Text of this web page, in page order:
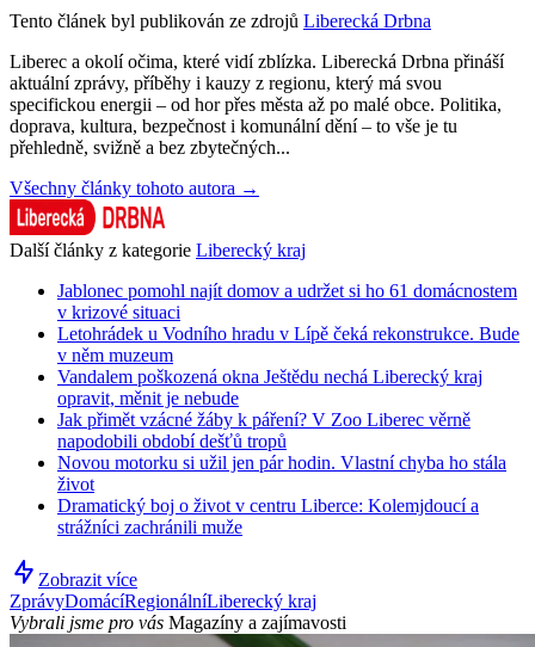
Tento článek byl publikován ze zdrojů Liberecká Drbna
Liberec a okolí očima, které vidí zblízka. Liberecká Drbna přináší
aktuální zprávy, příběhy i kauzy z regionu, který má svou
specifickou energii – od hor přes města až po malé obce. Politika,
doprava, kultura, bezpečnost i komunální dění – to vše je tu
přehledně, svižně a bez zbytečných...
Všechny články tohoto autora →
Další články z kategorie Liberecký kraj
Jablonec pomohl najít domov a udržet si ho 61 domácnostem
v krizové situaci
Letohrádek u Vodního hradu v Lípě čeká rekonstrukce. Bude
v něm muzeum
Vandalem poškozená okna Ještědu nechá Liberecký kraj
opravit, měnit je nebude
Jak přimět vzácné žáby k páření? V Zoo Liberec věrně
napodobili období dešťů tropů
Novou motorku si užil jen pár hodin. Vlastní chyba ho stála
život
Dramatický boj o život v centru Liberce: Kolemjdoucí a
strážníci zachránili muže
Zobrazit více
ZprávyDomácíRegionálníLiberecký kraj
Vybrali jsme pro vás Magazíny a zajímavosti